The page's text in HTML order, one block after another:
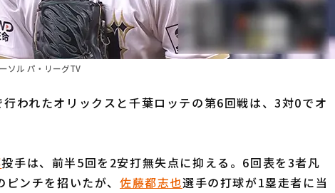
ソル パ・リーグTV
われたオリックスと千葉ロッテの第6回戦は、3対0でオ
投手は、前半5回を2安打無失点に抑える。6回表を3者凡
ピンチを招いたが、佐藤都志也選手の打球が1塁走者に当